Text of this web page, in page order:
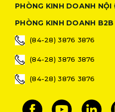
PHÒNG KINH DOANH
PHÒNG KINH DOANH B2B
(84-28) 3876 3876
(84-28) 3876 3876
(84-28) 3876 3876